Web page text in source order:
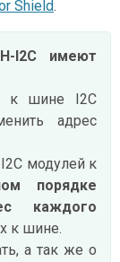
Shield.
I2C имеют
к шине I2C
адрес
модулей к
порядке
каждого
к шине.
а так же о